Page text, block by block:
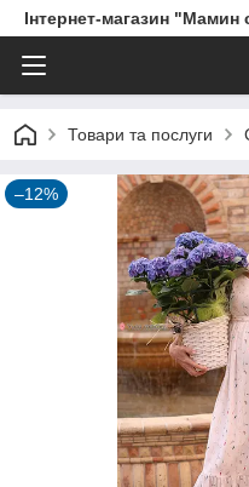
Інтернет-магазин "Мамин
Товари та послуги
–12%